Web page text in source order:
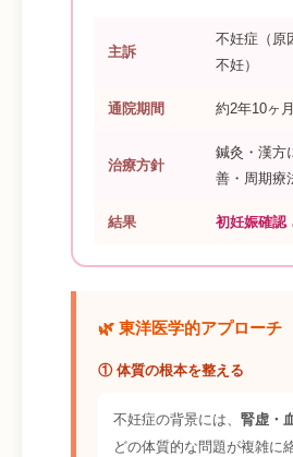
主訴
不妊症（原
不妊）
通院期間 約2年10ヶ月
治療方針
鍼灸・漢方
善・周期療
結果 初妊娠確認
🌿 東洋医学的アプローチ
① 体質の根本を整える
不妊症の背景には、 腎虚・
どの体質的な問題が複雑に